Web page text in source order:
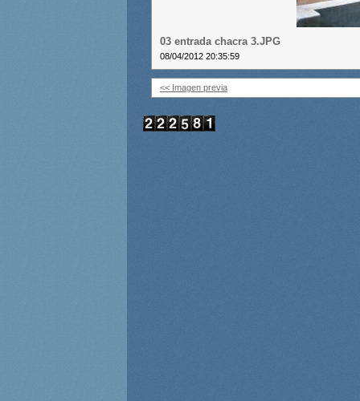
03 entrada chacra 3.JPG
08/04/2012 20:35:59
<< Imagen previa